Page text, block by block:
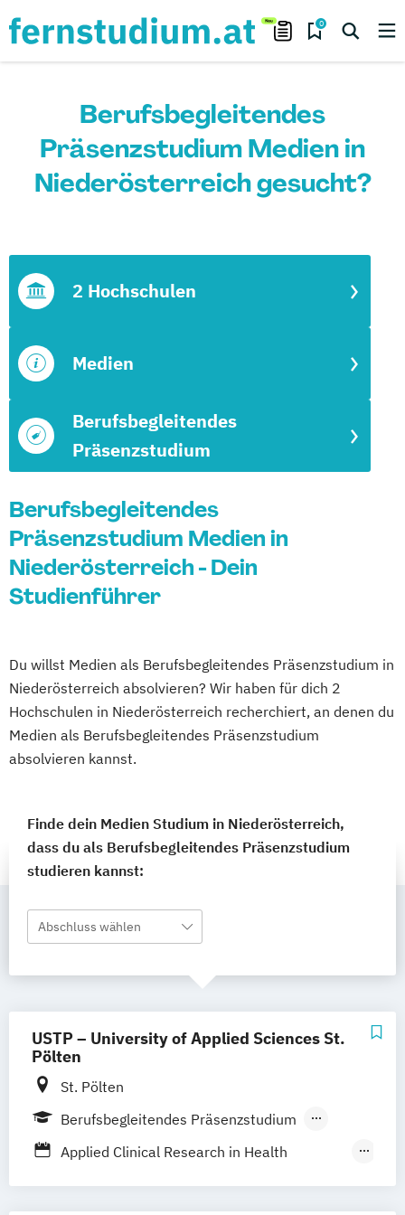
0
Berufsbegleitendes
Präsenzstudium Medien in
Niederösterreich gesucht?
Berufsbegleitendes
Präsenzstudium
Medien
2 Hochschulen
Berufsbegleitendes
Präsenzstudium Medien in
Niederösterreich - Dein
Studienführer
Du willst Medien als Berufsbegleitendes Präsenzstudium in
Niederösterreich absolvieren? Wir haben für dich 2
Hochschulen in Niederösterreich recherchiert, an denen du
Medien als Berufsbegleitendes Präsenzstudium
absolvieren kannst.
Finde dein Medien Studium in Niederösterreich,
dass du als Berufsbegleitendes Präsenzstudium
studieren kannst:
Abschluss wählen
USTP – University of Applied Sciences St.
Pölten
St. Pölten
Berufsbegleitendes Präsenzstudium
Vollzeit
Duales Studium
Applied Clinical Research in Health